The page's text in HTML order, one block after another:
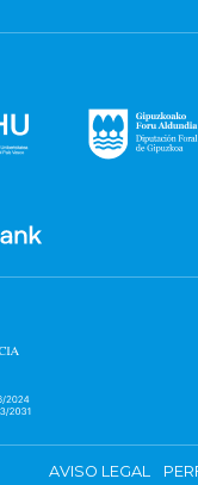
AVISO LEGAL